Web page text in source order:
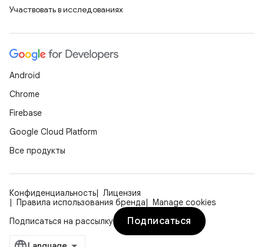
Участвовать в исследованиях
Android
Chrome
Firebase
Google Cloud Platform
Все продукты
Конфиденциальность
Лицензия
Правила использования бренда
Manage cookies
Подписаться на рассылку
Подписаться